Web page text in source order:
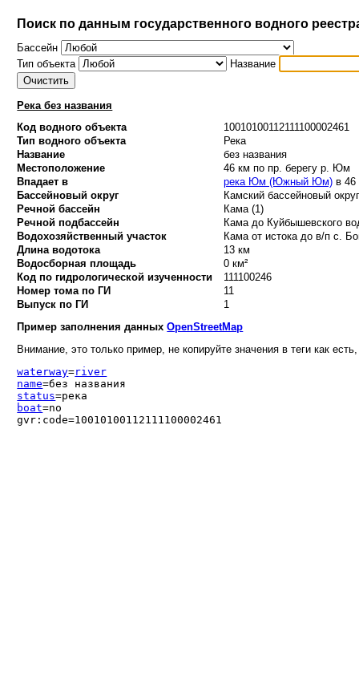
Поиск по данным государственного водного
Бассейн
Тип объекта
Название
Река без названия
Код водного объекта
10010100112111100002461
Тип водного объекта
Река
Название
без названия
Местоположение
46 км по пр. берегу р. Юм
Впадает в
река Юм (Южный Юм)в 46
Бассейновый округ
Камский бассейновый
Речной бассейн
Кама (1)
Речной подбассейн
Кама до Куйбышевского
Водохозяйственный участок
Кама от истока до в/п с.
Длина водотока
13 км
Водосборная площадь
0 км²
Код по гидрологической изученности
111100246
Номер тома по ГИ
11
Выпуск по ГИ
1
Пример заполнения данныхOpenStreetMap
Внимание, это только пример, не копируйте значения в теги как
waterway=river
name=без названия
status=река
boat=no
gvr:code=10010100112111100002461